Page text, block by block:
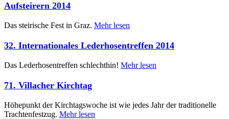
Aufsteirern 2014
Das steirische Fest in Graz. Mehr lesen
32. Internationales Lederhosentreffen 2014
Das Lederhosentreffen schlechthin! Mehr lesen
71. Villacher Kirchtag
Höhepunkt der Kirchtagswoche ist wie jedes Jahr der traditionelle
Trachtenfestzug. Mehr lesen